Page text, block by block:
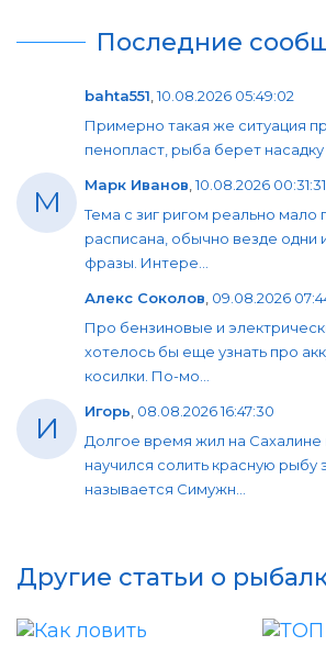
Последние
bahta551 ,10.08.2026 05:49:02
Примерно такая же ситуация
пенопласт, рыба берет насадку
М Марк Иванов ,10.08.2026 00:31:31
Тема с зиг ригом реально мало
расписана, обычно везде одни
фразы. Интере...
Алекс Соколов 09.08.2026
Про бензиновые и
хотелось бы еще узнать про
косилки. По-мо...
И Игорь 08.08.2026 16:47:30
Долгое время жил на Сахалине
научился солить красную рыбу
называется Симужн...
Другие статьи о